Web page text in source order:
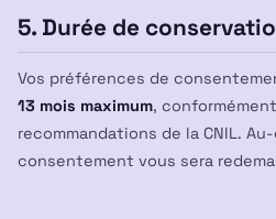
5. Durée de
Vos préférences de
13 mois maximum,
recommandations de la CNIL.
consentement vous sera